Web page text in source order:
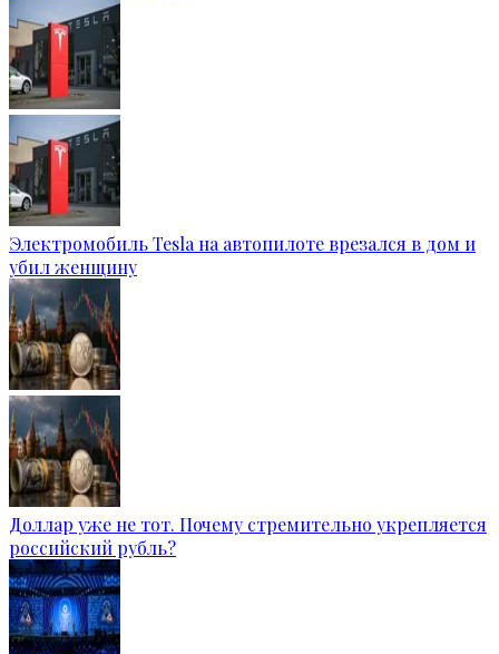
Электромобиль Tesla на автопилоте врезался в дом и
убил женщину
Доллар уже не тот. Почему стремительно укрепляется
российский рубль?